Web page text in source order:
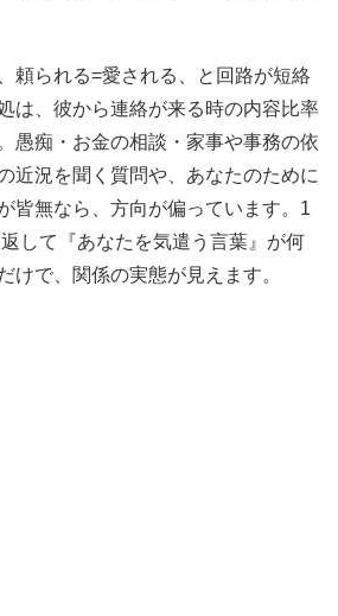
頼られる=愛される、と回路が短絡
は、彼から連絡が来る時の内容比率
愚痴・お金の相談・家事や事務の依
近況を聞く質問や、あなたのために
皆無なら、方向が偏っています。1
して『あなたを気遣う言葉』が何
けで、関係の実態が見えます。